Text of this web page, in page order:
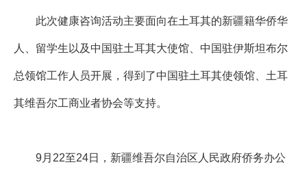
此次健康咨询活动主要面向在土耳其的新疆籍华侨华
人、留学生以及中国驻土耳其大使馆、中国驻伊斯坦布尔
总领馆工作人员开展，得到了中国驻土耳其使领馆、土耳
其维吾尔工商业者协会等支持。
9月22至24日，新疆维吾尔自治区人民政府侨务办公